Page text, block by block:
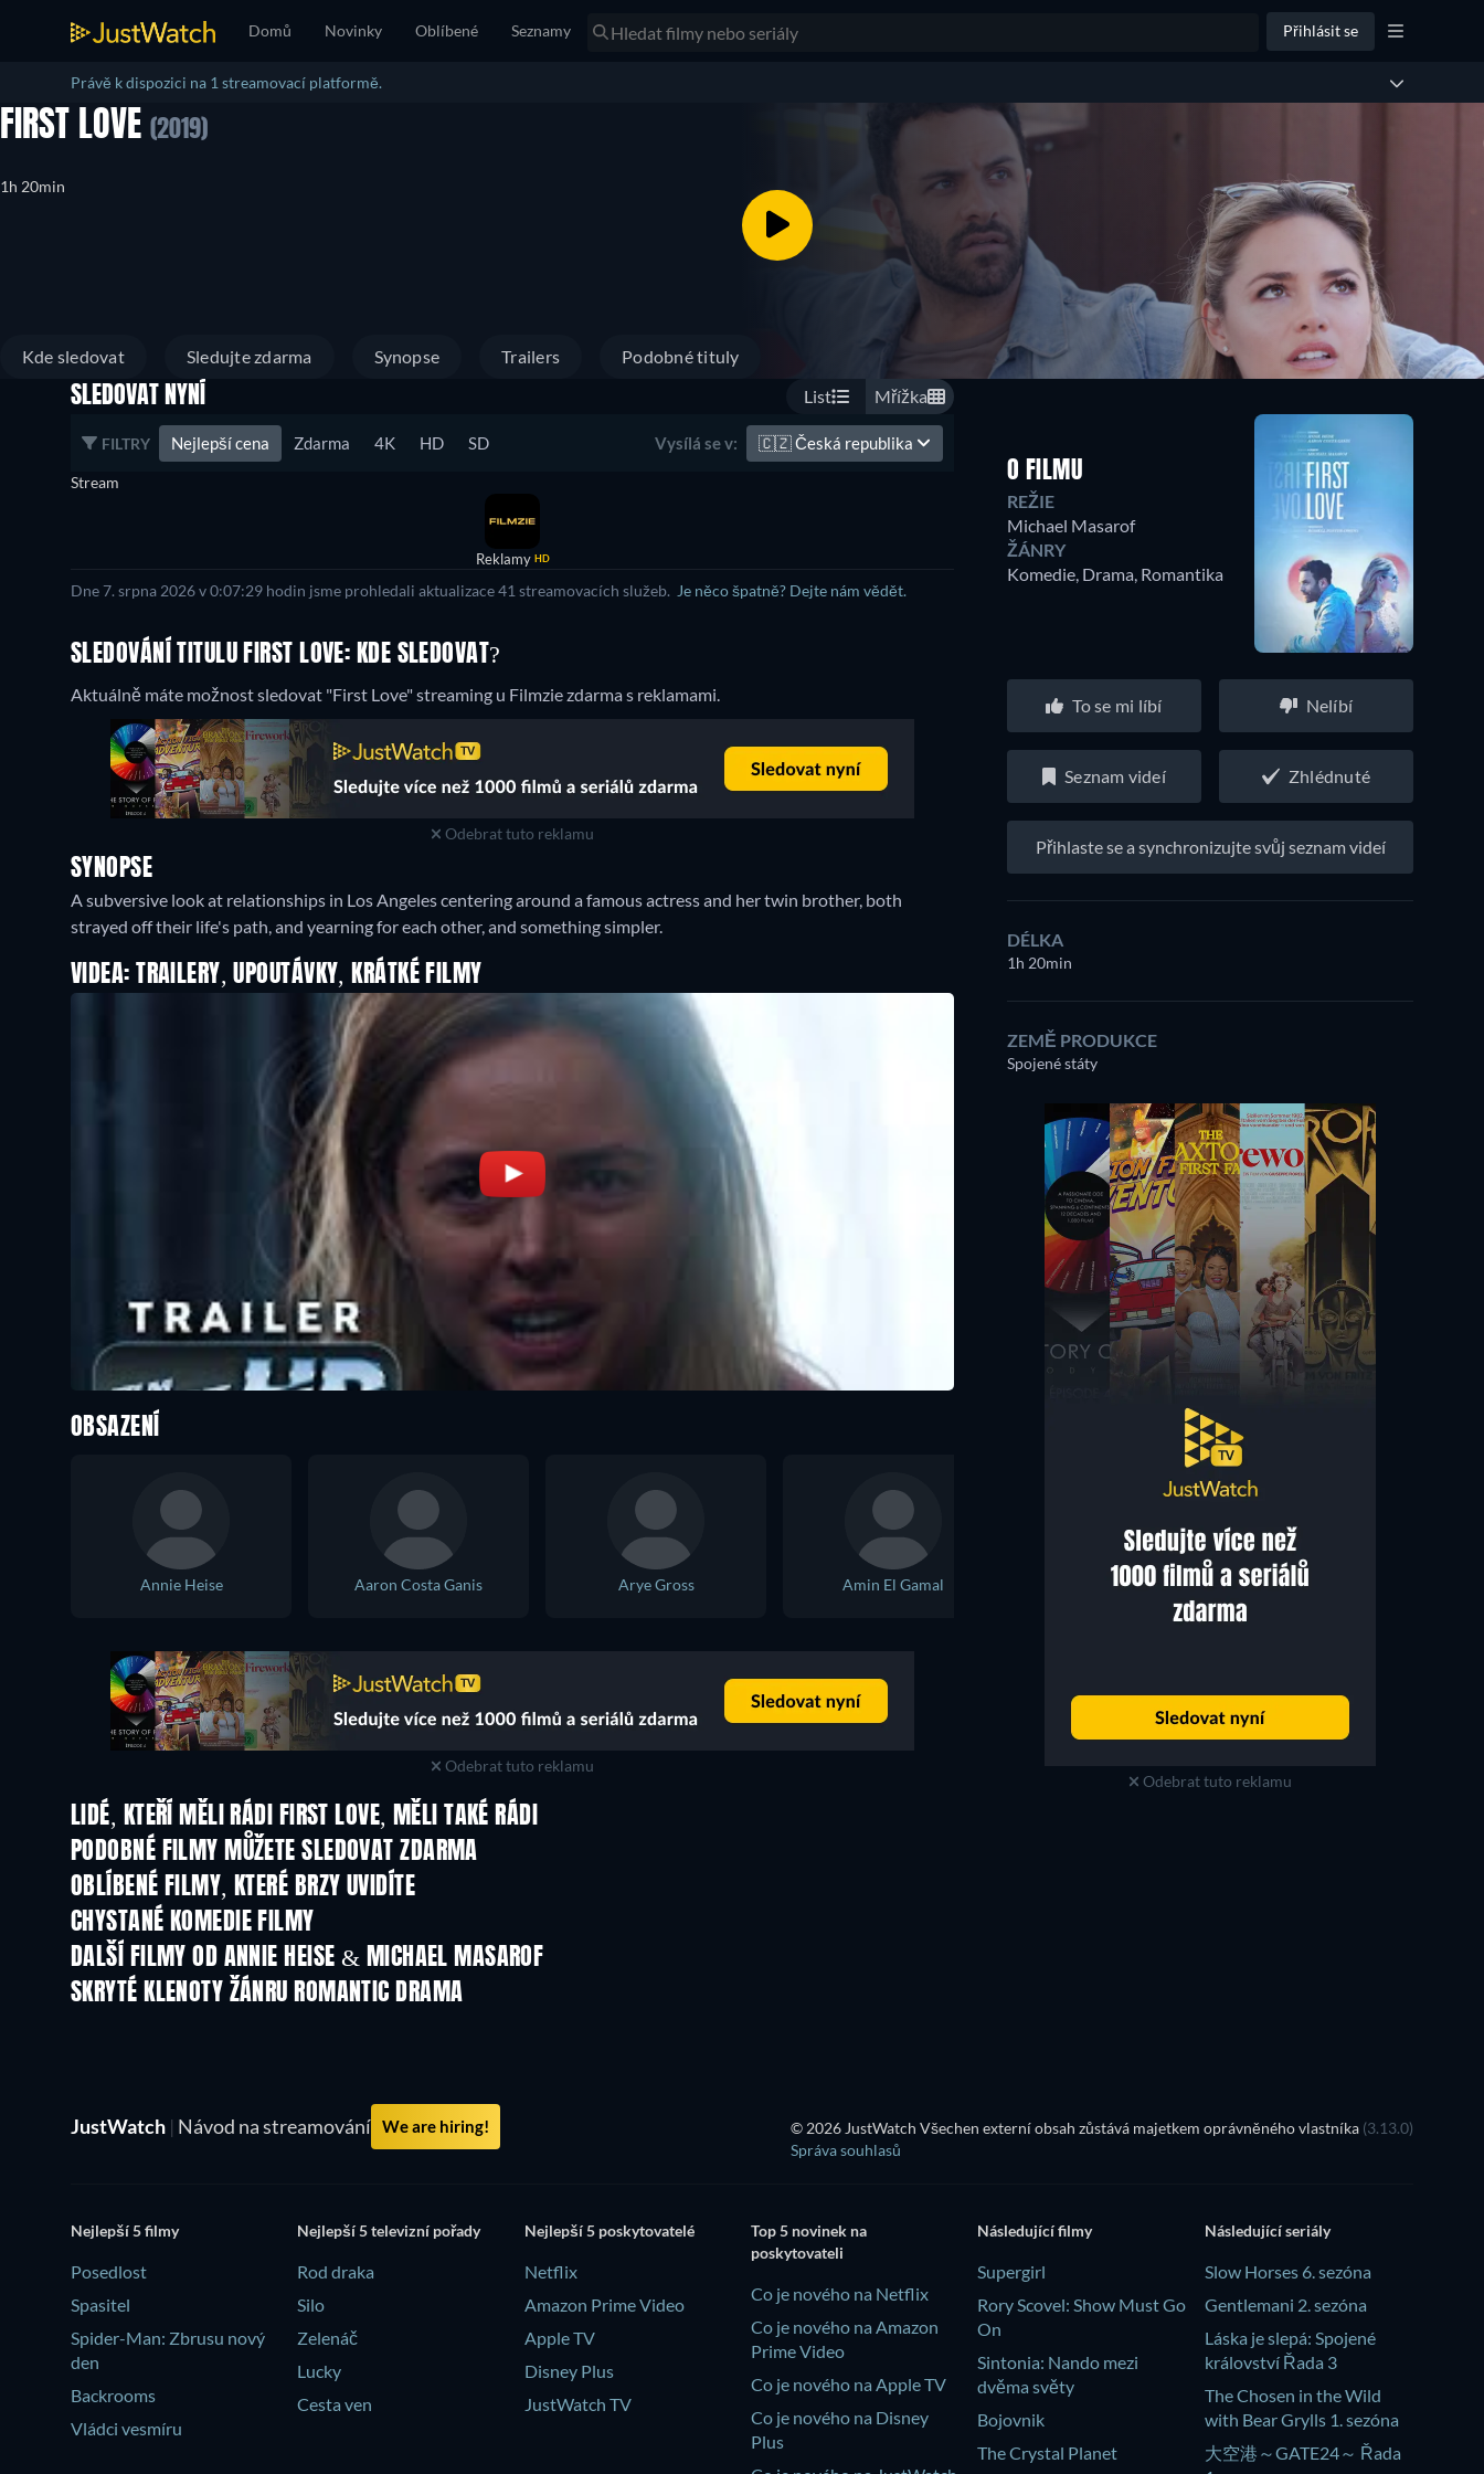
Domů Novinky Oblíbené Seznamy Přihlásit se
Právě k dispozici na 1 streamovací platformě.
FIRST LOVE (2019)
1h 20min
Kde sledovat Sledujte zdarma Synopse Trailers Podobné tituly
SLEDOVAT NYNÍ List Mřížka
FILTRY Nejlepší cena Zdarma 4K HD SD Vysílá se v: 🇨🇿Česká republika
Stream
Reklamy HD
Dne 7. srpna 2026 v 0:07:29 hodin jsme prohledali aktualizace 41 streamovacích služeb. Je něco špatně? Dejte nám vědět.
SLEDOVÁNÍ TITULU FIRST LOVE: KDE SLEDOVAT?
Aktuálně máte možnost sledovat "First Love" streaming u Filmzie zdarma s reklamami.
Odebrat tuto reklamu
SYNOPSE
A subversive look at relationships in Los Angeles centering around a famous actress and her twin brother, both
strayed off their life's path, and yearning for each other, and something simpler.
VIDEA: TRAILERY, UPOUTÁVKY, KRÁTKÉ FILMY
O FILMU
REŽIE
Michael Masarof
ŽÁNRY
Komedie, Drama, Romantika
To se mi líbí Nelíbí
Seznam videí Zhlédnuté
Přihlaste se a synchronizujte svůj seznam videí
DÉLKA
1h 20min
ZEMĚ PRODUKCE
Spojené státy
Odebrat tuto reklamu
OBSAZENÍ
Annie Heise Aaron Costa Ganis Arye Gross Amin El Gamal Adam Huber
Odebrat tuto reklamu
LIDÉ, KTEŘÍ MĚLI RÁDI FIRST LOVE, MĚLI TAKÉ RÁDI
PODOBNÉ FILMY MŮŽETE SLEDOVAT ZDARMA
OBLÍBENÉ FILMY, KTERÉ BRZY UVIDÍTE
CHYSTANÉ KOMEDIE FILMY
DALŠÍ FILMY OD ANNIE HEISE & MICHAEL MASAROF
SKRYTÉ KLENOTY ŽÁNRU ROMANTIC DRAMA
TV
JustWatch | Návod na streamování We are hiring! © 2026 JustWatch Všechen externí obsah zůstává majetkem oprávněného vlastníka (3.13.0)
Správa souhlasů
Nejlepší 5 filmy
Posedlost
Spasitel
Spider-Man: Zbrusu nový
den
Backrooms
Vládci vesmíru
Nejlepší 5 televizní pořady
Rod draka
Silo
Zelenáč
Lucky
Cesta ven
Nejlepší 5 poskytovatelé
Netflix
Amazon Prime Video
Apple TV
Disney Plus
JustWatch TV
Top 5 novinek na
poskytovateli
Co je nového na Netflix
Co je nového na Amazon
Prime Video
Co je nového na Apple TV
Co je nového na Disney
Plus
Následující filmy
Supergirl
Rory Scovel: Show Must Go
On
Sintonia: Nando mezi
dvěma světy
Bojovnik
The Crystal Planet
Následující seriály
Slow Horses 6. sezóna
Gentlemani 2. sezóna
Láska je slepá: Spojené
království Řada 3
The Chosen in the Wild
with Bear Grylls 1. sezóna
大空港～GATE24～ Řada